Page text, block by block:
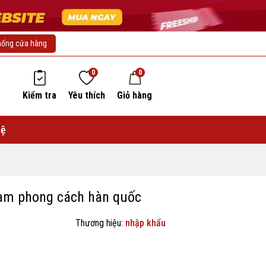
cửa hàng
Kiểm tra Yêu thích
0
Giỏ hàng
0
phong cách hàn quốc
Thương hiệu: nhập khẩu